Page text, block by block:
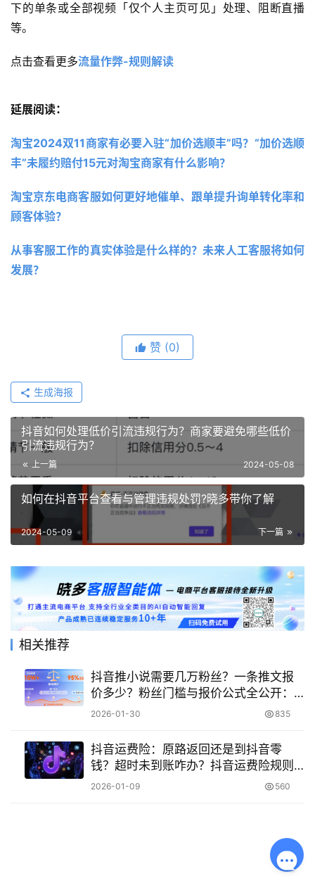
下的单条或全部视频「仅个人主页可见」处理、阻断直播
等。
点击查看更多流量作弊-规则解读
延展阅读：
淘宝2024双11商家有必要入驻“加价选顺丰”吗？“加价选顺
丰”未履约赔付15元对淘宝商家有什么影响？
淘宝京东电商客服如何更好地催单、跟单提升询单转化率和
顾客体验？
从事客服工作的真实体验是什么样的？未来人工客服将如何
发展？
赞 (0)
生成海报
抖音如何处理低价引流违规行为？商家要避免哪些低价
引流违规行为？
上一篇 2024-05-08
如何在抖音平台查看与管理违规处罚?晓多带你了解
下一篇
2024-05-09
相关推荐
抖音推小说需要几万粉丝？一条推文报
价多少？粉丝门槛与报价公式全公开：
零基础上手指南，3万粉月入可达1万+！
2026-01-30 835
抖音运费险：原路返回还是到抖音零
钱？超时未到账咋办？抖音运费险规则
解析与人工干预指南！
2026-01-09 560